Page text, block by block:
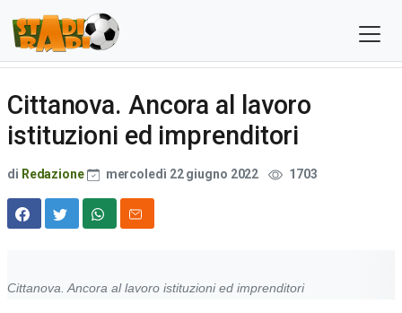
Cittanova. Ancora al lavoro
istituzioni ed imprenditori
di Redazione mercoledì 22 giugno 2022 1703
Cittanova. Ancora al lavoro istituzioni ed imprenditori